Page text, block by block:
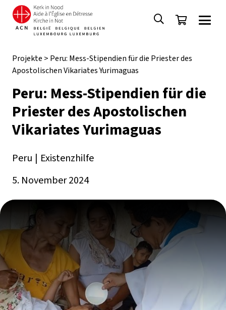
Projekte > Peru: Mess-Stipendien für die Priester des
Apostolischen Vikariates Yurimaguas
Peru: Mess-Stipendien für die
Priester des Apostolischen
Vikariates Yurimaguas
Peru | Existenzhilfe
5. November 2024